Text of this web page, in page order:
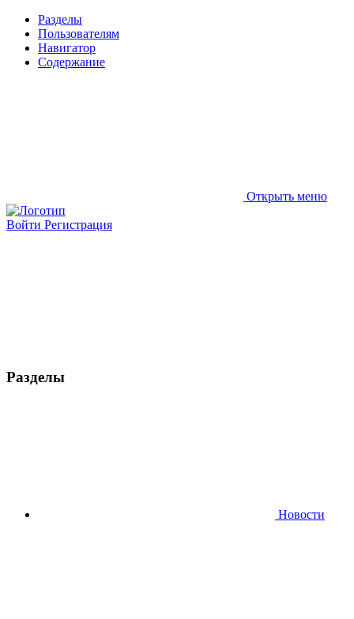
Разделы
Пользователям
Навигатор
Содержание
Открыть меню
Войти Регистрация
Разделы
Новости